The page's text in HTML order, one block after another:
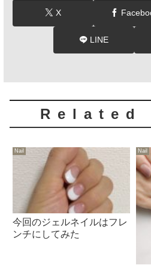
X
LINE
Related
Nail
今回のジェルネイルはフレ
ンチにしてみた
Nail